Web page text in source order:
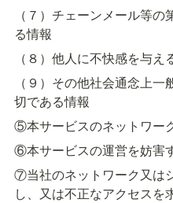
（７）チェーンメール等
る情報
（８）他人に不快感を与え
（９）その他社会通念上
切である情報
⑤本サービスのネットワー
⑥本サービスの運営を妨害
⑦当社のネットワーク又は
し、又は不正なアクセスを